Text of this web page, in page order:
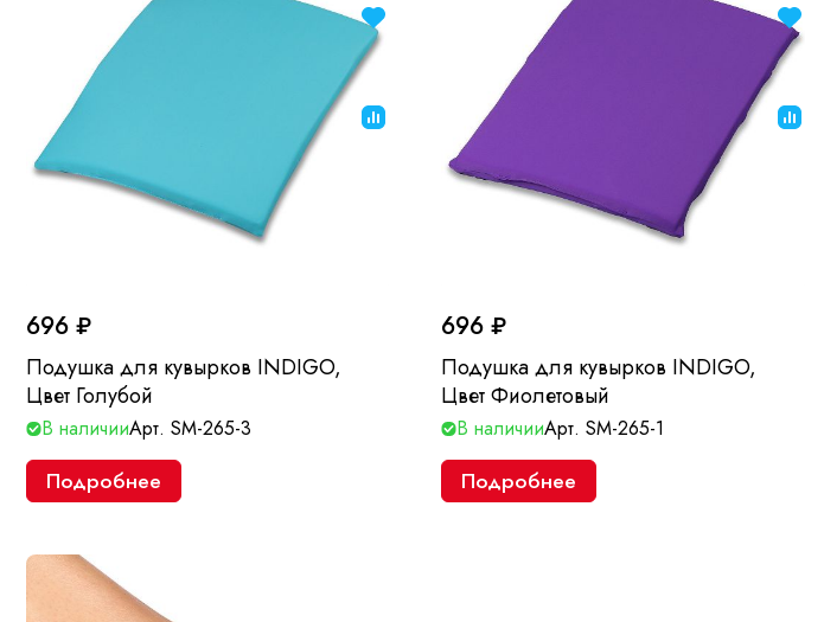
696 ₽
Подушка для кувырков INDIGO,
Цвет Голубой
В наличииАрт. SM-265-3
Подробнее
696 ₽
Подушка для кувырков INDIGO,
Цвет Фиолетовый
В наличииАрт.SM-265-1
Подробнее